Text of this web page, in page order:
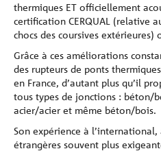
thermiques ET officiellement
certification CERQUAL (relative
chocs des coursives extérieures)
Grâce à ces améliorations
des rupteurs de ponts
en France, d’autant plus qu’il
tous types de jonctions : béton/
acier/acier et même béton/bois.
Son expérience à
étrangères souvent plus